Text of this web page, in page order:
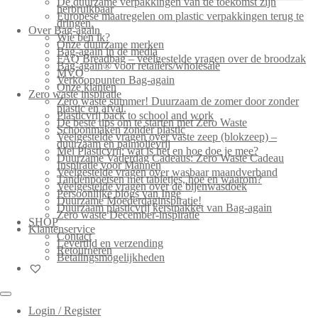
herbruikbaar
Europese maatregelen om plastic verpakkingen terug te
dringen.
Over Bag-again
Wie ben ik?
Onze duurzame merken
Bag-again in de media
FAQ Breadbag – veelgestelde vragen over de broodzak
Bag-again® voor retailers/wholesale
MVO
Verkooppunten Bag-again
Onze klanten
Zero waste inspiratie
Zero waste summer! Duurzaam de zomer door zonder
plastic en afval.
Plasticvrij back to school and work
De beste tips om te starten met Zero Waste
Schoonmaken zonder plastic
Veelgestelde vragen over vaste zeep (blokzeep) –
duurzaam en palmolievrij
Mei Plasticvrij: wat is het en hoe doe je mee?
Duurzame Vaderdag Cadeaus: Zero Waste Cadeau
Inspiratie voor Mannen
Veelgestelde vragen over wasbaar maandverband
Tandenpoetsen met tabletjes, hoe en waarom?
Veelgestelde vragen over de bijenwasdoek
Persoonlijke blogs van Inge
Duurzame Moederdaginspiratie!
Duurzaam plasticvrij kerstpakket van Bag-again
Zero waste December-inspiratie
SHOP
Klantenservice
Contact
Levertijd en verzending
Retourneren
Betalingsmogelijkheden
Login / Register